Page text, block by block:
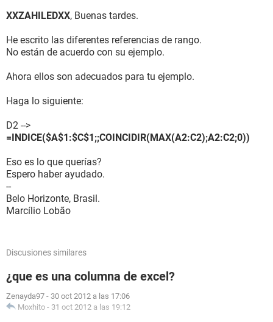
XXZAHILEDXX, Buenas tardes.
He escrito las diferentes referencias de rango.
No están de acuerdo con su ejemplo.
Ahora ellos son adecuados para tu ejemplo.
Haga lo siguiente:
D2 -->
=INDICE($A$1:$C$1;;COINCIDIR(MAX(A2:C2);A2:C2;0))
Eso es lo que querías?
Espero haber ayudado.
--
Belo Horizonte, Brasil.
Marcílio Lobão
Discusiones similares
¿que es una columna de excel?
Zenayda97 - 30 oct 2012 a las 17:06
Moxhito - 31 oct 2012 a las 19:12